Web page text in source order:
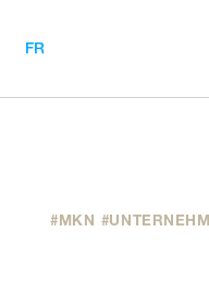
FR
MKN